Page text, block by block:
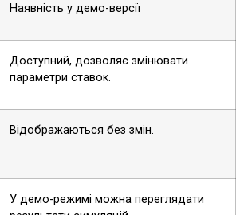
Наявність у демо-версії
Доступний, дозволяє змінювати
параметри ставок.
Відображаються без змін.
У демо-режимі можна переглядати